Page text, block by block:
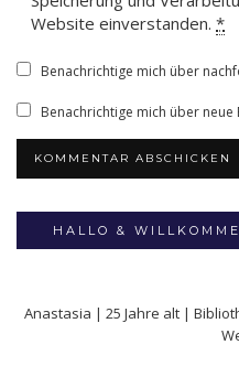
Website einverstanden. *
Benachrichtige mich über
Benachrichtige mich über neue
HALLO &
Anastasia | 25 Jahre alt |